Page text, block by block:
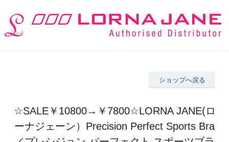
ショップへ戻る
☆SALE￥10800→￥7800☆LORNA JANE(ロ
ーナジェーン）Precision Perfect Sports Bra